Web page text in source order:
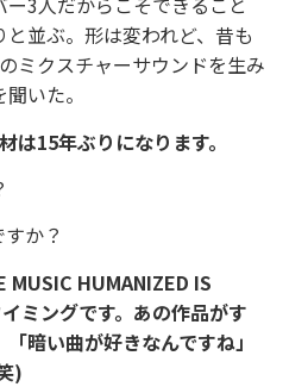
並ぶ。形は変われど、昔も
ミクスチャーサウンドを生み
いた。
15年ぶりになります。
か？
HUMANIZED IS
ミングです。あの作品がす
暗い曲が好きなんですね」
)